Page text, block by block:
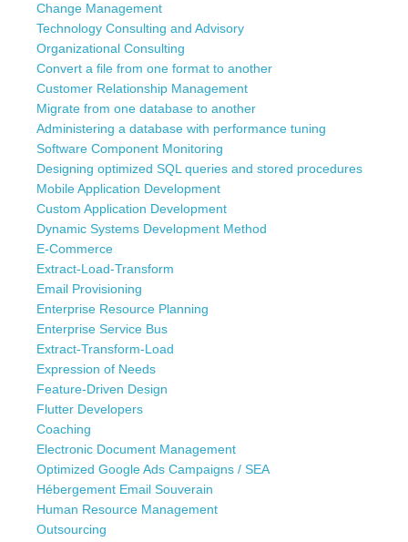
Change Management
Technology Consulting and Advisory
Organizational Consulting
Convert a file from one format to another
Customer Relationship Management
Migrate from one database to another
Administering a database with performance tuning
Software Component Monitoring
Designing optimized SQL queries and stored procedures
Mobile Application Development
Custom Application Development
Dynamic Systems Development Method
E-Commerce
Extract-Load-Transform
Email Provisioning
Enterprise Resource Planning
Enterprise Service Bus
Extract-Transform-Load
Expression of Needs
Feature-Driven Design
Flutter Developers
Coaching
Electronic Document Management
Optimized Google Ads Campaigns / SEA
Hébergement Email Souverain
Human Resource Management
Outsourcing